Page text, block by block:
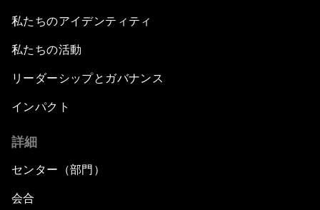
私たちのアイデンティティ
私たちの活動
リーダーシップとガバナンス
インパクト
詳細
センター（部門）
会合